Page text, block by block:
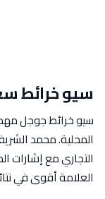
سيو خرائط
سيو خرائط جوجل مهم
المحلية. محمد
التجاري مع إشارات
العلامة أقوى في